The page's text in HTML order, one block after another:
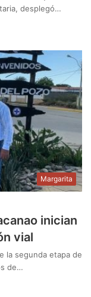
desplegó…
Margarita
inician
vial
la segunda etapa de
de…